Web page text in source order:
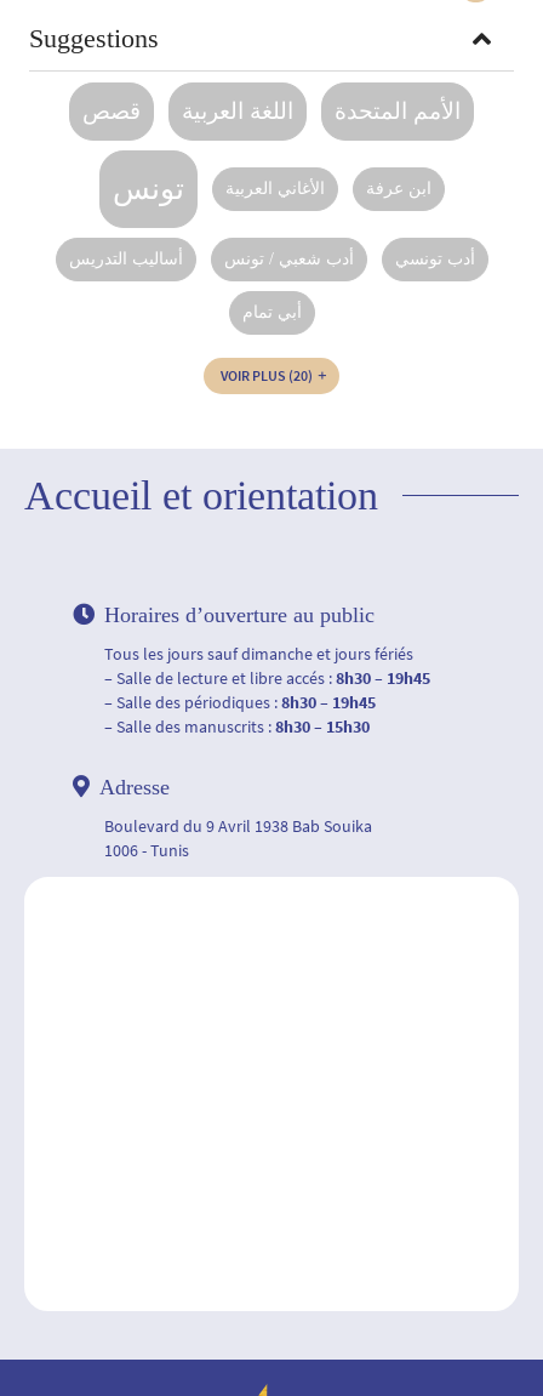
Suggestions
قصص اللغة العربية‏ الأمم المتحدة
تونس الأغاني العربية ابن عرفة
أساليب التدريس أدب شعبي / تونس أدب تونسي
أبي تمام
VOIR PLUS (20)
Accueil et orientation
Horaires d’ouverture au public
Tous les jours sauf dimanche et jours fériés
– Salle de lecture et libre accés :8h30 – 19h45
– Salle des périodiques :8h30 – 19h45
– Salle des manuscrits :8h30 – 15h30
Adresse
Boulevard du 9 Avril 1938 Bab Souika
1006 - Tunis